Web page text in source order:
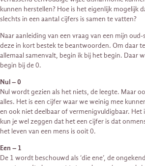
kunnen herstellen? Hoe is het eigenlijk mogelijk
slechts in een aantal cijfers is samen te vatten?
Naar aanleiding van een vraag van een mijn
deze in kort bestek te beantwoorden. Om daar
allemaal samenvalt, begin ik bij het begin. Daar
begin bij de 0.
Nul – 0
Nul wordt gezien als het niets, de leegte. Maar
alles. Het is een cijfer waar we weinig mee
en ook niet deelbaar of vermenigvuldigbaar. Het
kun je wel zeggen dat het een cijfer is dat
het leven van een mens is ooit 0.
Een – 1
De 1 wordt beschouwd als ‘die ene’, de